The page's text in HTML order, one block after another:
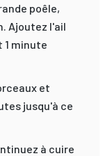
poêle,
Ajoutez l'ail
minute
et
jusqu'à ce
à cuire